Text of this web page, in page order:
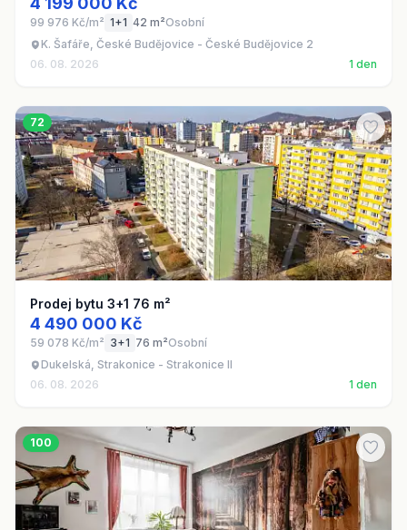
99 976 Kč/m² 1+1 42 m²Osobní
K. Šafáře, České Budějovice - České Budějovice 2
06. 08. 2026
1 den
72
Prodej bytu 3+1 76 m²
4 490 000 Kč
59 078 Kč/m² 3+1 76 m²Osobní
Dukelská, Strakonice - Strakonice II
06. 08. 2026
1 den
100